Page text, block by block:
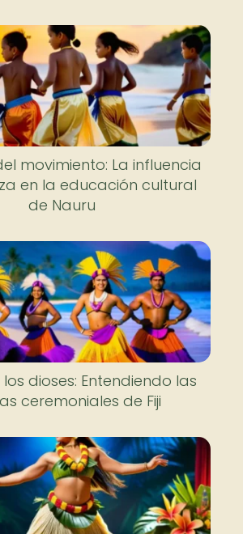
movimiento: La influencia
en la educación cultural
de Nauru
dioses: Entendiendo las
ceremoniales de Fiji